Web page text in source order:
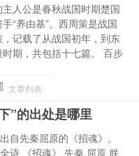
人公是春秋战国时期楚国
“养由基”。西周策是战国
记载了从战国初年，到东
时期，共包括十七篇。 百步
文章列表
”的出处是哪里
自先秦屈原的《招魂》。
诗 《招魂》 先秦 屈原 朕